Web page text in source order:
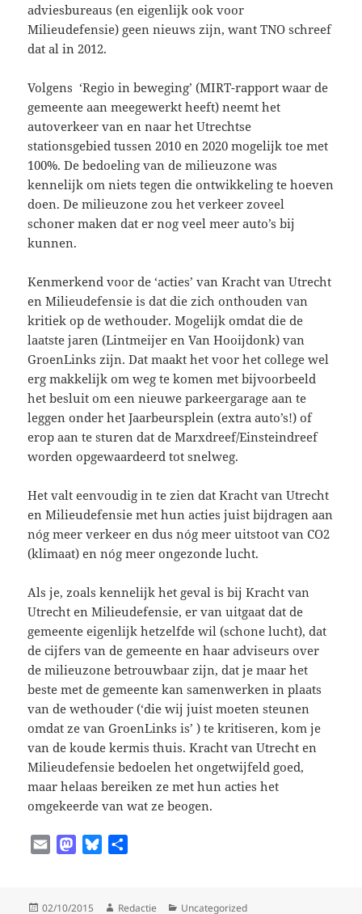
adviesbureaus (en eigenlijk ook voor
Milieudefensie) geen nieuws zijn, want TNO schreef
dat al in 2012.
Volgens ‘Regio in beweging’ (MIRT-rapport waar de
gemeente aan meegewerkt heeft) neemt het
autoverkeer van en naar het Utrechtse
stationsgebied tussen 2010 en 2020 mogelijk toe met
100%. De bedoeling van de milieuzone was
kennelijk om niets tegen die ontwikkeling te hoeven
doen. De milieuzone zou het verkeer zoveel
schoner maken dat er nog veel meer auto’s bij
kunnen.
Kenmerkend voor de ‘acties’ van Kracht van Utrecht
en Milieudefensie is dat die zich onthouden van
kritiek op de wethouder. Mogelijk omdat die de
laatste jaren (Lintmeijer en Van Hooijdonk) van
GroenLinks zijn. Dat maakt het voor het college wel
erg makkelijk om weg te komen met bijvoorbeeld
het besluit om een nieuwe parkeergarage aan te
leggen onder het Jaarbeursplein (extra auto’s!) of
erop aan te sturen dat de Marxdreef/Einsteindreef
worden opgewaardeerd tot snelweg.
Het valt eenvoudig in te zien dat Kracht van Utrecht
en Milieudefensie met hun acties juist bijdragen aan
nóg meer verkeer en dus nóg meer uitstoot van CO2
(klimaat) en nóg meer ongezonde lucht.
Als je, zoals kennelijk het geval is bij Kracht van
Utrecht en Milieudefensie, er van uitgaat dat de
gemeente eigenlijk hetzelfde wil (schone lucht), dat
de cijfers van de gemeente en haar adviseurs over
de milieuzone betrouwbaar zijn, dat je maar het
beste met de gemeente kan samenwerken in plaats
van de wethouder (‘die wij juist moeten steunen
omdat ze van GroenLinks is’ ) te kritiseren, kom je
van de koude kermis thuis. Kracht van Utrecht en
Milieudefensie bedoelen het ongetwijfeld goed,
maar helaas bereiken ze met hun acties het
omgekeerde van wat ze beogen.
i
M
t
e
e
Geplaatst
02/10/2015 Auteur
Redactie Categorieën
Uncategorized